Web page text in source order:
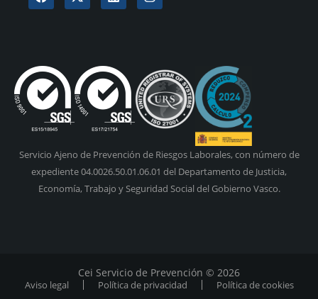
Servicio Ajeno de Prevención de Riesgos Laborales, con número de
expediente 04.0026.50.01.06.01 del Departamento de Justicia,
Economía, Trabajo y Seguridad Social del Gobierno Vasco.
Cei Servicio de Prevención © 2026
Aviso legal Política de privacidad Política de cookies